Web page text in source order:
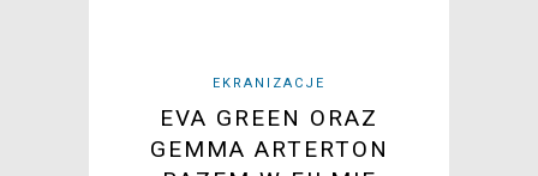
EKRANIZACJE
EVA GREEN ORAZ
GEMMA ARTERTON